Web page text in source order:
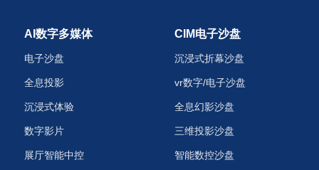
AI数字多媒体
电子沙盘
全息投影
沉浸式体验
数字影片
展厅智能中控
CIM电子沙盘
沉浸式折幕沙盘
vr数字/电子沙盘
全息幻影沙盘
三维投影沙盘
智能数控沙盘